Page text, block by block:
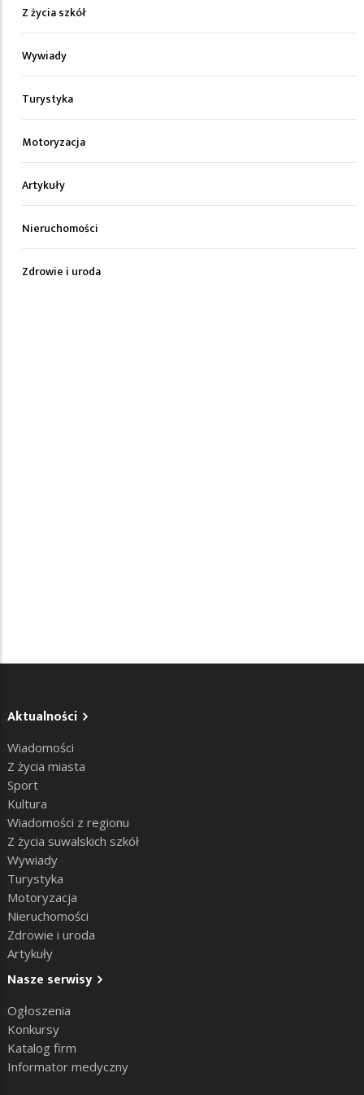
Z życia szkół
Wywiady
Turystyka
Motoryzacja
Artykuły
Nieruchomości
Zdrowie i uroda
Aktualności
Wiadomości
Z życia miasta
Sport
Kultura
Wiadomości z regionu
Z życia suwalskich szkół
Wywiady
Turystyka
Motoryzacja
Nieruchomości
Zdrowie i uroda
Artykuły
Nasze serwisy
Ogłoszenia
Konkursy
Katalog firm
Informator medyczny